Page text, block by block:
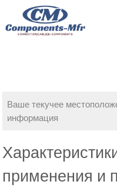
Ваше текучее
информация
применения и